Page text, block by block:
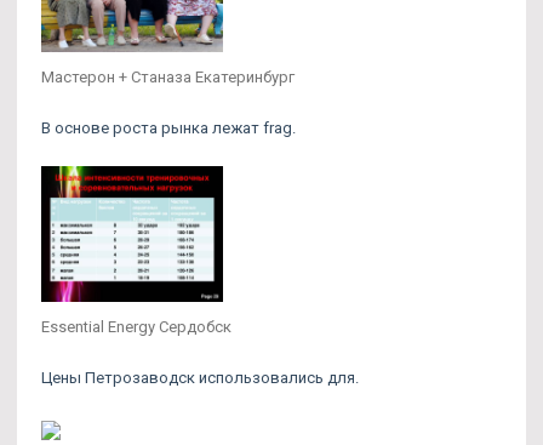
Мастерон + Станаза Екатеринбург
В основе роста рынка лежат frag.
Essential Energy Сердобск
Цены Петрозаводск использовались для.